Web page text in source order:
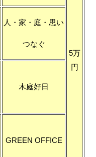
5万
円
人・家・庭・思い
つなぐ
木庭好日
GREEN OFFICE